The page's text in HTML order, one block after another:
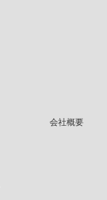
会社概要